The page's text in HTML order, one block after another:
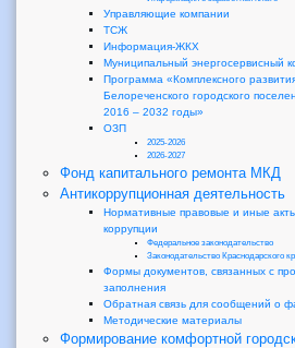
Управляющие компании
ТСЖ
Информация-ЖКХ
Муниципальный энергосервисный
Программа «Комплексного
Белореченского городского
2016 – 2032 годы»
ОЗП
2025-2026
2026-2027
Фонд капитального ремонта МКД
Антикоррупционная деятельность
Нормативные правовые и иные
коррупции
Федеральное законодательство
Законодательство Краснодарского
Формы документов, связанных с
заполнения
Обратная связь для сообщений о
Методические материалы
Формирование комфортной